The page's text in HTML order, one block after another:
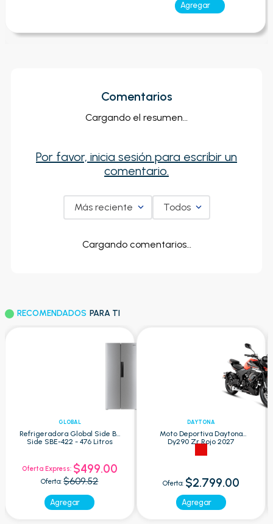
Agregar
Comentarios
Cargando el resumen…
Por favor, inicia sesión para escribir un
comentario.
Más reciente Todos
Cargando comentarios…
RECOMENDADOS PARA TI
GLOBAL
Refrigeradora Global Side By
Side SBE-422 - 476 Litros
Oferta Express: $499.00
Oferta: $609.52
Agregar
DAYTONA
Moto Deportiva Daytona
Dy290 Zr Rojo 2027
Oferta: $2.799.00
Agregar